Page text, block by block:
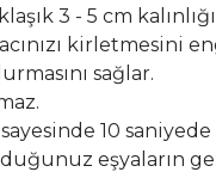
3 - 5 cm
kirletmesini
sağlar.
10
eşyaların